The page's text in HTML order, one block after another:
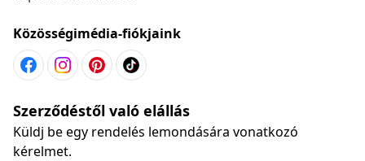
Közösségimédia-fiókjaink
Szerződéstől való elállás
Küldj be egy rendelés lemondására vonatkozó
kérelmet.